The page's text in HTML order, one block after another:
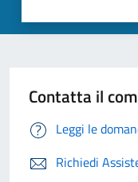
Contatta il
Leggi le
Richiedi